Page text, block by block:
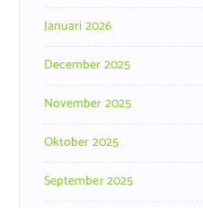
Januari 2026
December 2025
November 2025
Oktober 2025
September 2025